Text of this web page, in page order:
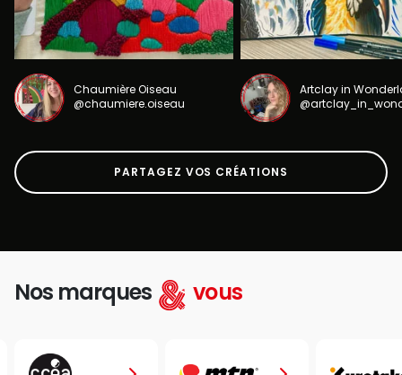
Chaumière Oiseau
@chaumiere.oiseau
Artclay in
PARTAGEZ VOS CRÉATIONS
Nos marques vous